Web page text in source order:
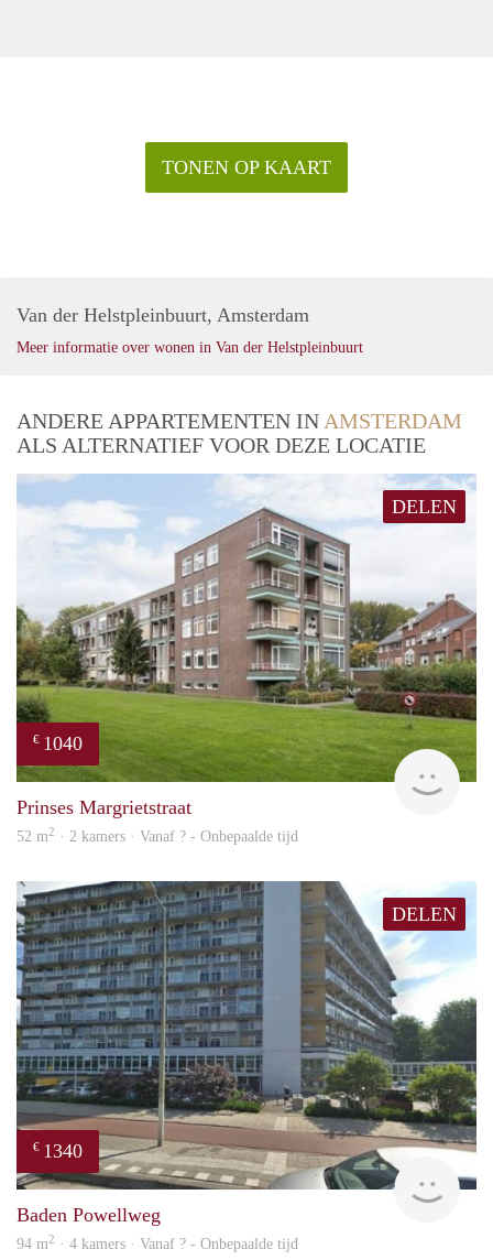
TONEN OP KAART
Van der Helstpleinbuurt, Amsterdam
Meer informatie over wonen in Van der Helstpleinbuurt
ANDERE APPARTEMENTEN IN AMSTERDAM
ALS ALTERNATIEF VOOR DEZE LOCATIE
DELEN
€ 1040
Prinses Margrietstraat
52 m2 · 2 kamers · Vanaf ? - Onbepaalde tijd
DELEN
€ 1340
Baden Powellweg
94 m2 · 4 kamers · Vanaf ? - Onbepaalde tijd